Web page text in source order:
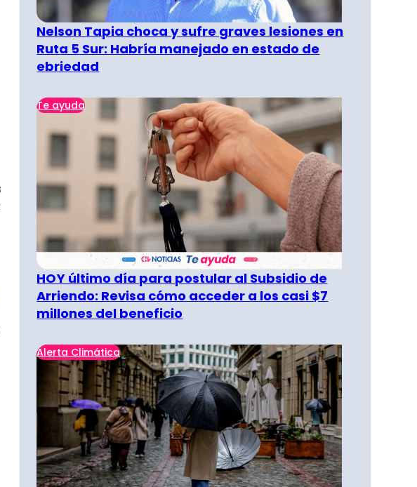
Nelson Tapia choca y sufre graves lesiones en
Ruta 5 Sur: Habría manejado en estado de
ebriedad
Te ayuda
HOY último día para postular al Subsidio de
Arriendo: Revisa cómo acceder a los casi $7
millones del beneficio
Alerta Climática